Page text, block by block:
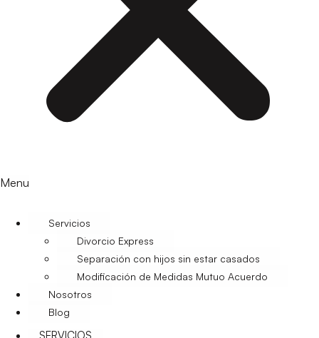
Menu
Servicios
Divorcio Express
Separación con hijos sin estar casados
Modificación de Medidas Mutuo Acuerdo
Nosotros
Blog